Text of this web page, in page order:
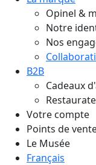
Opinel &
Notre
Nos
B2B
Cadeaux
Votre compte
Points de
Le Musée
Français